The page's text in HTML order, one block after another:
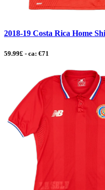
2018-19 Costa Rica Home
59.99£ - ca: €71